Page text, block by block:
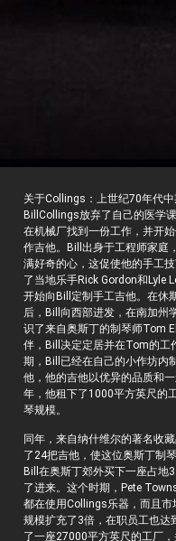
关于Collings：上世纪70年代
BillCollings放弃了自己的医学
在机械厂找到一份工作，并开
作吉他。Bill出身于工程师家庭
满好奇的心，这促使他的手工
了当地乐手Rick Gordon和Lyle
开始向Bill定制手工吉他。在休
后，Bill向西部进发，在南加州
识了来自奥斯丁的制琴师Tom
伴，Bill决定定居并在Tom的工
期，Bill已经在自己的小作坊内
他，他的吉他以优异的品质和
年，他租下了1000平方英尺的
琴规模。
同年，来自纳什维尔的著名收
了24把吉他，使这位奥斯丁制
Bill在奥斯丁郊外买下一座占地
了进来。这个时期，Pete
都在使用Collings乐器，而且
规模扩充了3倍，在职员工也
了一座27000平方英尺的工厂